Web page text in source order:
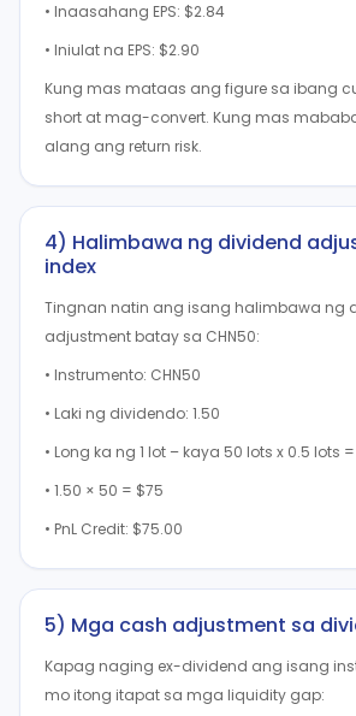
• Inaasahang EPS: $2.84
• Iniulat na EPS: $2.90
Kung mas mataas ang figure sa ibang
short at mag-convert. Kung mas
alang ang return risk.
4) Halimbawa ng dividend
index
Tingnan natin ang isang halimbawa ng
adjustment batay sa CHN50:
• Instrumento: CHN50
• Laki ng dividendo: 1.50
• Long ka ng 1 lot – kaya 50 lots x 0.5 lots
• 1.50 × 50 = $75
• PnL Credit: $75.00
5) Mga cash adjustment sa
Kapag naging ex-dividend ang isang
mo itong itapat sa mga liquidity gap: